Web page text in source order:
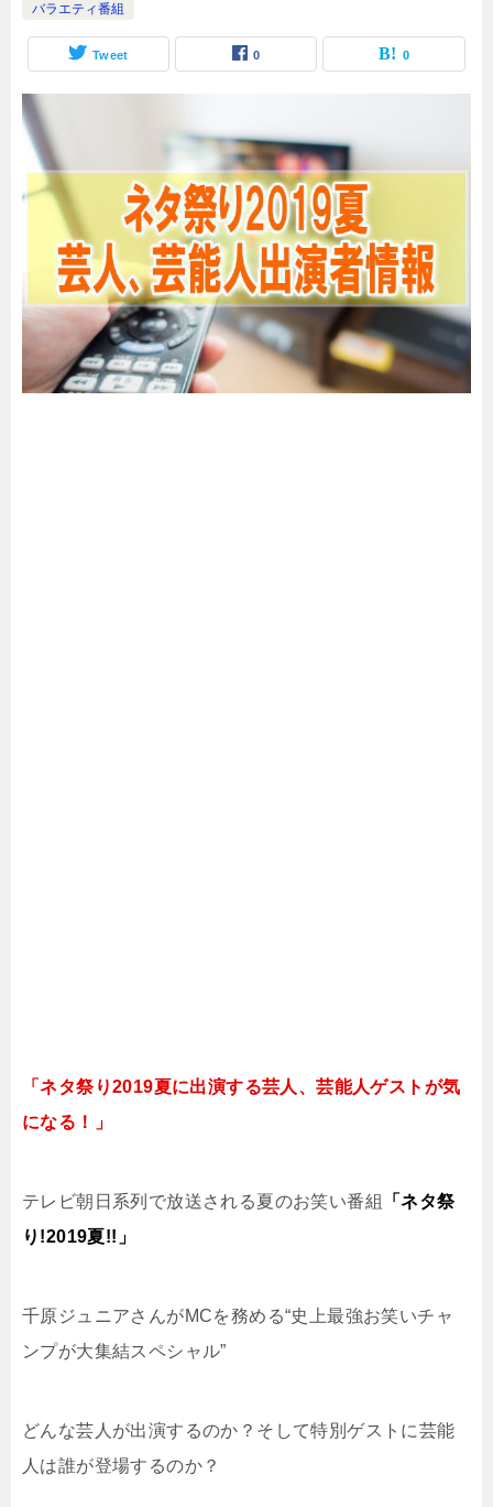
バラエティ番組
Tweet 0 0
「ネタ祭り2019夏に出演する芸人、芸能人ゲストが気
になる！」
テレビ朝日系列で放送される夏のお笑い番組
「ネタ祭
り!2019夏!!」
千原ジュニアさんがMCを務める“史上最強お笑いチャ
ンプが大集結スペシャル”
どんな芸人が出演するのか？そして特別ゲストに芸能
人は誰が登場するのか？